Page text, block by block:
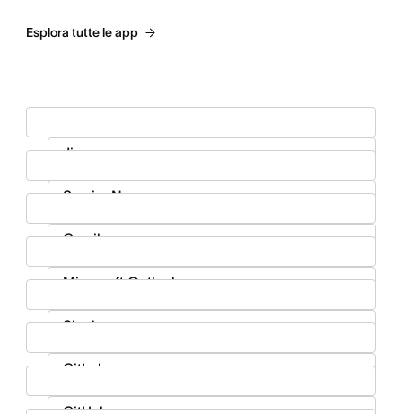
Esplora tutte le app